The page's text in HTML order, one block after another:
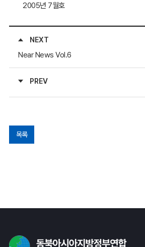
2005년 7월호
NEXT
Near News Vol.6
PREV
목록